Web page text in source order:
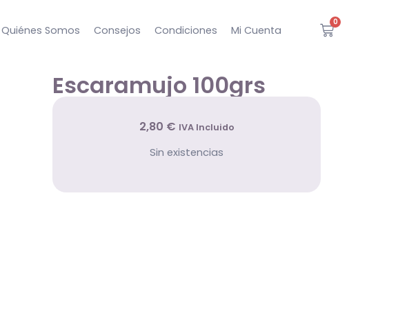
Quiénes Somos Consejos Condiciones Mi Cuenta
0
Escaramujo 100grs
2,80 € IVA Incluido
Sin existencias